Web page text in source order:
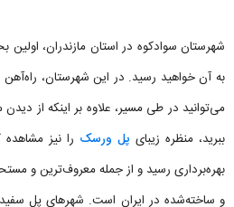
شهرستان سوادکوه در استان مازندران،
به آن خواهید رسید. در این شهرستان،
می‌توانید در طی مسیر، علاوه بر اینکه از
ببرید، منظره زیبای پل ورسک
بهره‌برداری رسید و از جمله معروف‌ترین و
و ساخته‌شده در ایران است. شهرهای پل